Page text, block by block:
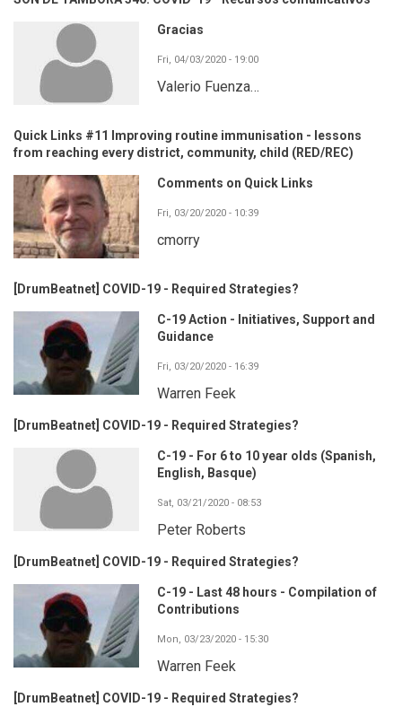
Gracias
Fri, 04/03/2020 - 19:00
Valerio Fuenza…
Quick Links #11 Improving routine immunisation - lessons
from reaching every district, community, child (RED/REC)
Comments on Quick Links
Fri, 03/20/2020 - 10:39
cmorry
[DrumBeatnet] COVID-19 - Required Strategies?
C-19 Action - Initiatives, Support and
Guidance
Fri, 03/20/2020 - 16:39
Warren Feek
[DrumBeatnet] COVID-19 - Required Strategies?
C-19 - For 6 to 10 year olds (Spanish,
English, Basque)
Sat, 03/21/2020 - 08:53
Peter Roberts
[DrumBeatnet] COVID-19 - Required Strategies?
C-19 - Last 48 hours - Compilation of
Contributions
Mon, 03/23/2020 - 15:30
Warren Feek
[DrumBeatnet] COVID-19 - Required Strategies?